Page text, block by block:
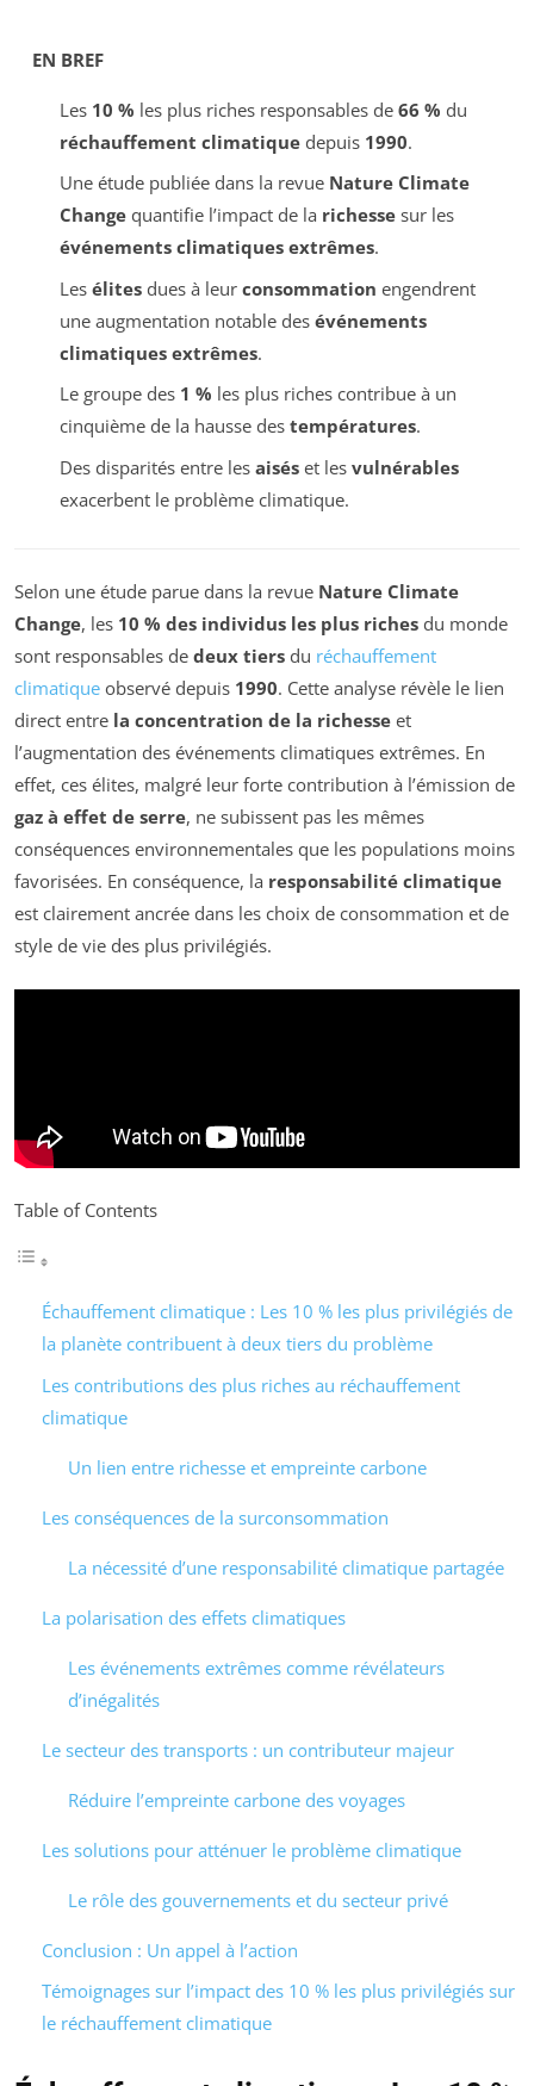
EN BREF
Les 10 % les plus riches responsables de 66 % du
réchauffement climatiquedepuis 1990.
Une étude publiée dans la revue Nature Climate
Changequantifie l’impact de la richessesur les
événements climatiques extrêmes.
Les élitesdues à leur consommation engendrent
une augmentation notable des événements
climatiques extrêmes.
Le groupe des 1 % les plus riches contribue à un
cinquième de la hausse des températures.
Des disparités entre les aiséset les vulnérables
exacerbent le problème climatique.
Selon une étude parue dans la revue Nature Climate
Change, les 10 % des individus les plus riches du monde
sont responsables de deux tiers du réchauffement
climatique observé depuis 1990. Cette analyse révèle le lien
direct entre la concentration de la richesse et
l’augmentation des événements climatiques extrêmes. En
effet, ces élites, malgré leur forte contribution à l’émission de
gaz à effet de serre, ne subissent pas les mêmes
conséquences environnementales que les populations moins
favorisées. En conséquence, la responsabilité climatique
est clairement ancrée dans les choix de consommation et de
style de vie des plus privilégiés.
Table of Contents
Échauffement climatique : Les 10 % les plus privilégiés de
la planète contribuent à deux tiers du problème
Les contributions des plus riches au réchauffement
climatique
Un lien entre richesse et empreinte carbone
Les conséquences de la surconsommation
La nécessité d’une responsabilité climatique partagée
La polarisation des effets climatiques
Les événements extrêmes comme révélateurs
d’inégalités
Le secteur des transports : un contributeur majeur
Réduire l’empreinte carbone des voyages
Les solutions pour atténuer le problème climatique
Le rôle des gouvernements et du secteur privé
Conclusion : Un appel à l’action
Témoignages sur l’impact des 10 % les plus privilégiés sur
le réchauffement climatique